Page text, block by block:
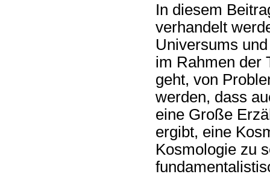
In diesem
verhandelt
Universums
im Rahmen der
geht, von
werden, dass
eine Große
ergibt, eine
Kosmologie zu